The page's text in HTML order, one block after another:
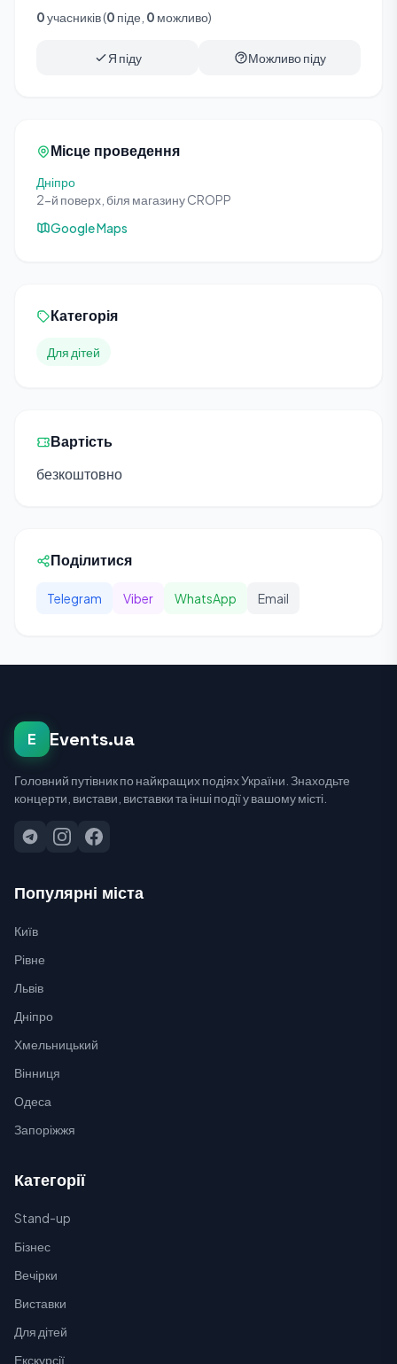
0учасників (0 піде, 0 можливо)
Я піду Можливо піду
Місце проведення
Дніпро
2-й поверх, біля магазину CROPP
Google Maps
Категорія
Для дітей
Вартість
безкоштовно
Поділитися
Telegram Viber WhatsApp Email
E Events.ua
Головний путівник по найкращих подіях України. Знаходьте
концерти, вистави, виставки та інші події у вашому місті.
Популярні міста
Київ
Рівне
Львів
Дніпро
Хмельницький
Вінниця
Одеса
Запоріжжя
Категорії
Stand-up
Бізнес
Вечірки
Виставки
Для дітей
Екскурсії